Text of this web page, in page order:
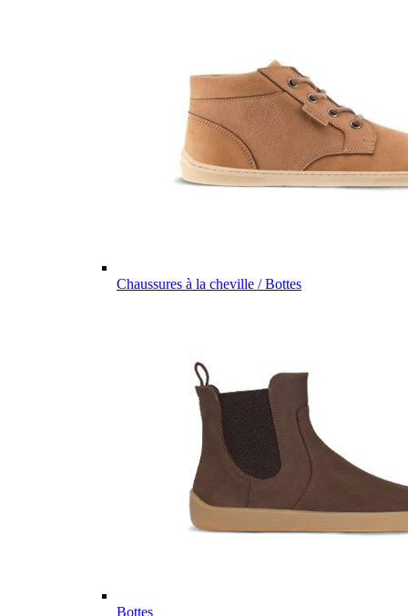
Chaussures à la cheville / Bottes
Bottes